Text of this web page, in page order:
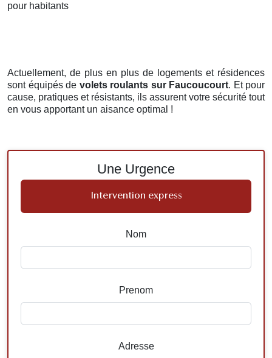
pour habitants
Actuellement, de plus en plus de logements et résidences
sont équipés de volets roulants sur Faucoucourt. Et pour
cause, pratiques et résistants, ils assurent votre sécurité tout
en vous apportant un aisance optimal !
Une Urgence
Intervention express
Nom
Prenom
Adresse